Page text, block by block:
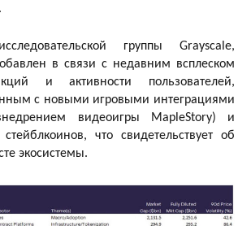
.
группы Grayscale,
в связи с недавним всплеском
и активности пользователей,
с новыми игровыми интеграциями
видеоигры MapleStory) и
что свидетельствует об
экосистемы.